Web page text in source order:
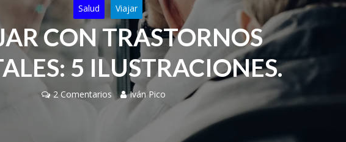
Salud Viajar
CON TRASTORNOS
5 ILUSTRACIONES.
2 Comentarios Iván Pico